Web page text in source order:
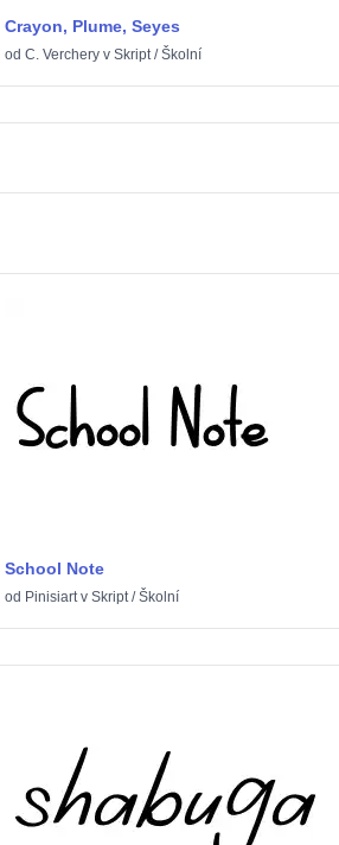
Crayon, Plume, Seyes
od C. Vercheryv Skript/Školní
School Note
od Pinisiartv Skript/Školní